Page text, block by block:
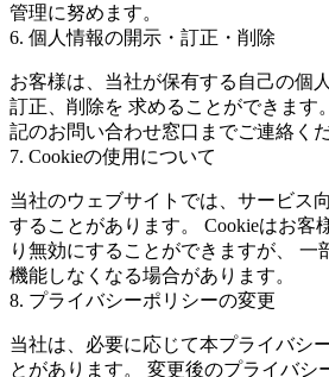
管理に努めます。
6. 個人情報の開示・訂正・削除
お客様は、当社が保有する自己の個
訂正、削除を 求めることができます
記のお問い合わせ窓口までご連絡くだ
7. Cookieの使用について
当社のウェブサイトでは、サービス
することがあります。 Cookieはお客
り無効にすることができますが、 一
機能しなくなる場合があります。
8. プライバシーポリシーの変更
当社は、必要に応じて本プライバシ
とがあります。 変更後のプライバシ